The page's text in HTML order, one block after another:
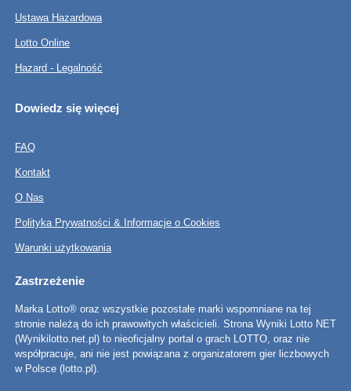
Ustawa Hazardowa
Lotto Online
Hazard - Legalność
Dowiedz się więcej
FAQ
Kontakt
O Nas
Polityka Prywatności & Informacje o Cookies
Warunki użytkowania
Zastrzeżenie
Marka Lotto® oraz wszystkie pozostałe marki wspomniane na tej
stronie należą do ich prawowitych właścicieli. Strona Wyniki Lotto NET
(Wynikilotto.net.pl) to nieoficjalny portal o grach LOTTO, oraz nie
współpracuje, ani nie jest powiązana z organizatorem gier liczbowych
w Polsce (lotto.pl).